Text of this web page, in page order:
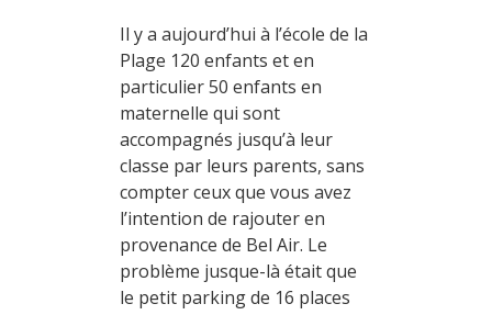
Il y a aujourd’hui à l’école de la
Plage 120 enfants et en
particulier 50 enfants en
maternelle qui sont
accompagnés jusqu’à leur
classe par leurs parents, sans
compter ceux que vous avez
l’intention de rajouter en
provenance de Bel Air. Le
problème jusque-là était que
le petit parking de 16 places